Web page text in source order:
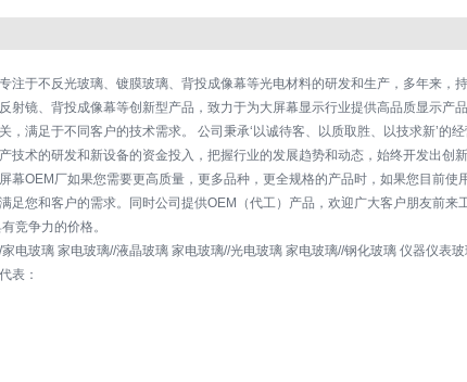
注于不反光玻璃、镀膜玻璃、背投成像幕等光电材料的研发和生产，多年来，
射镜、背投成像幕等创新型产品，致力于为大屏幕显示行业提供高品质显示产
，满足于不同客户的技术需求。 公司秉承‘以诚待客、以质取胜、以技求新’的
技术的研发和新设备的资金投入，把握行业的发展趋势和动态，始终开发出创
幕OEM厂如果您需要更高质量，更多品种，更全规格的产品时，如果您目前使
足您和客户的需求。同时公司提供OEM（代工）产品，欢迎广大客户朋友前来
竞争力的价格。
电玻璃 家电玻璃//液晶玻璃 家电玻璃//光电玻璃 家电玻璃//钢化玻璃 仪器仪表
表：